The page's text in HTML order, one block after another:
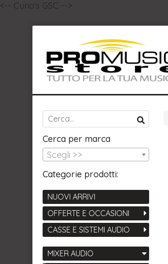
<-- Curio's GSC -->
Cerca per marca
Scegli >>
Categorie prodotti:
NUOVI ARRIVI
OFFERTE E OCCASIONI
CASSE E SISTEMI AUDIO
MIXER AUDIO